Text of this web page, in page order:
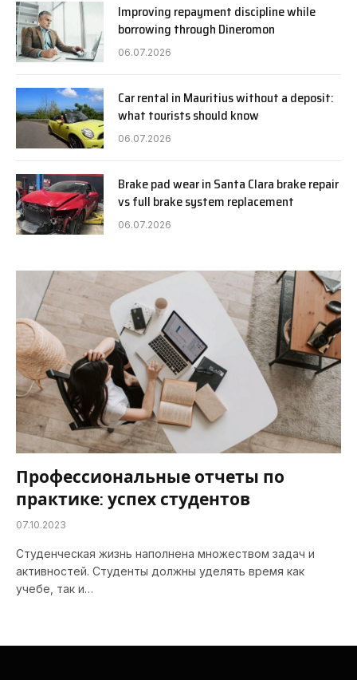
Improving repayment discipline while
borrowing through Dineromon
06.07.2026
Car rental in Mauritius without a deposit:
what tourists should know
06.07.2026
Brake pad wear in Santa Clara brake repair
vs full brake system replacement
06.07.2026
Профессиональные отчеты по
практике: успех студентов
07.10.2023
Студенческая жизнь наполнена множеством задач и
активностей. Студенты должны уделять время как
учебе, так и…